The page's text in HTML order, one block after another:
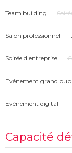
Team building
Salon professionnel
Soirée d'entreprise
Evénement grand
Evènement digital
Capacité